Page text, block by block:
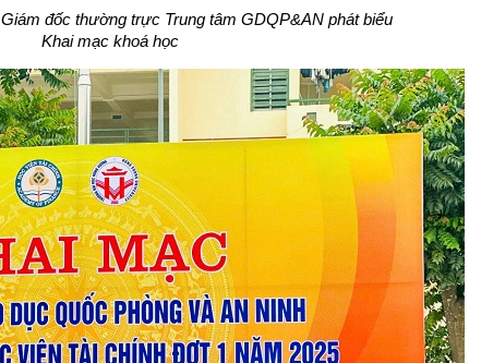
đốc thường trực Trung tâm GDQP&AN phát biểu
Khai mạc khoá học